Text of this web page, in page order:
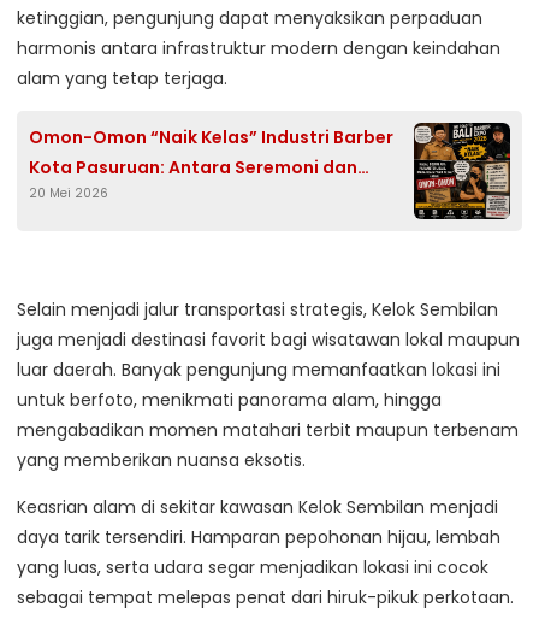
ketinggian, pengunjung dapat menyaksikan perpaduan
harmonis antara infrastruktur modern dengan keindahan
alam yang tetap terjaga.
Omon-Omon “Naik Kelas” Industri Barber
Kota Pasuruan: Antara Seremoni dan
Realitas UMKM
20 Mei 2026
Selain menjadi jalur transportasi strategis, Kelok Sembilan
juga menjadi destinasi favorit bagi wisatawan lokal maupun
luar daerah. Banyak pengunjung memanfaatkan lokasi ini
untuk berfoto, menikmati panorama alam, hingga
mengabadikan momen matahari terbit maupun terbenam
yang memberikan nuansa eksotis.
Keasrian alam di sekitar kawasan Kelok Sembilan menjadi
daya tarik tersendiri. Hamparan pepohonan hijau, lembah
yang luas, serta udara segar menjadikan lokasi ini cocok
sebagai tempat melepas penat dari hiruk-pikuk perkotaan.